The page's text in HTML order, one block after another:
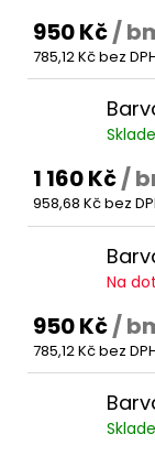
950 Kč/
785,12 Kč bez
1 160 Kč/
958,68 Kč bez
Na
950 Kč/
785,12 Kč bez